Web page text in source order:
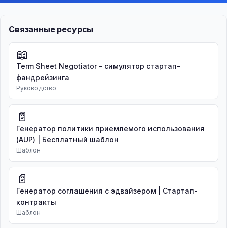
Связанные ресурсы
📖
Term Sheet Negotiator - симулятор стартап-
фандрейзинга
Руководство
📄
Генератор политики приемлемого использования
(AUP) | Бесплатный шаблон
Шаблон
📄
Генератор соглашения с эдвайзером | Стартап-
контракты
Шаблон